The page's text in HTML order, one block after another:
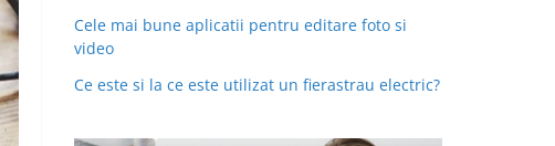
Cele mai bune aplicatii pentru editare foto si
video
Ce este si la ce este utilizat un fierastrau electric?